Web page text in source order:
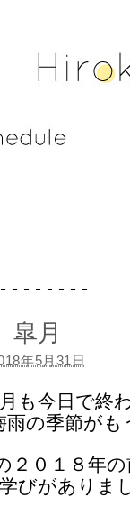
- - - - - - -
皐月
年5月31日
も今日で終
雨の季節が
２０１８年の
びがありま